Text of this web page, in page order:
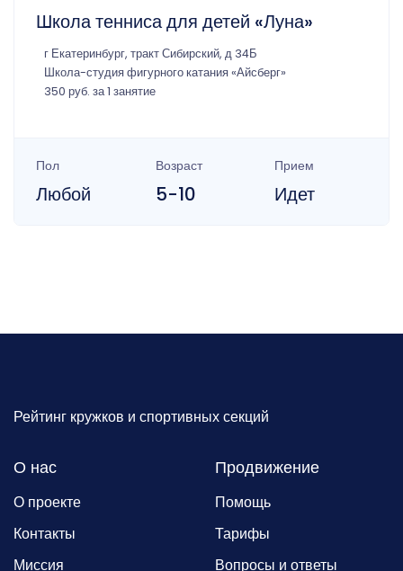
Школа тенниса для детей «Луна»
г Екатеринбург, тракт Сибирский, д 34Б
Школа-студия фигурного катания «Айсберг»
350 руб. за 1 занятие
Пол
Любой
Возраст
5-10
Прием
Идет
Рейтинг кружков и спортивных секций
О нас
О проекте
Контакты
Миссия
Продвижение
Помощь
Тарифы
Вопросы и ответы